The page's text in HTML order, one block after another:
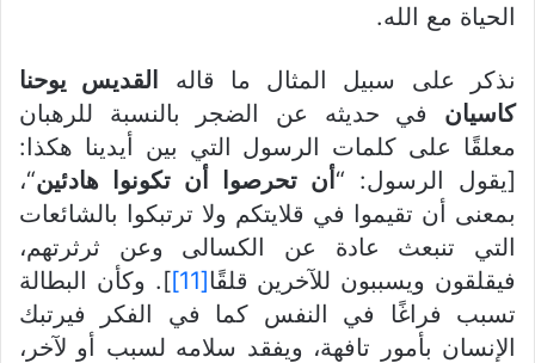
الحياة مع الله.
نذكر على سبيل المثال ما قاله
القديس يوحنا
كاسيان في حديثه عن الضجر بالنسبة للرهبان
معلقًا على كلمات الرسول التي بين أيدينا هكذا:
[يقول الرسول: “ أن تحرصوا أن تكونوا هادئين“،
بمعنى أن تقيموا في قلايتكم ولا ترتبكوا بالشائعات
التي تنبعث عادة عن الكسالى وعن ثرثرتهم،
فيقلقون ويسببون للآخرين قلقًا[11]
]. وكأن البطالة
تسبب فراغًا في النفس كما في الفكر فيرتبك
الإنسان بأمور تافهة، ويفقد سلامه لسبب أو لآخر،